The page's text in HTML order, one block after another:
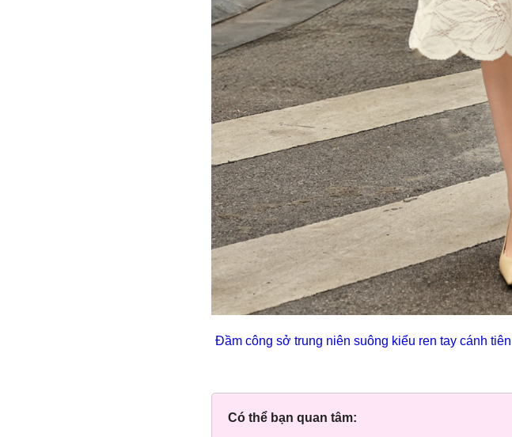
Đầm công sở trung niên suông kiểu ren tay cánh
Có thể bạn quan tâm: